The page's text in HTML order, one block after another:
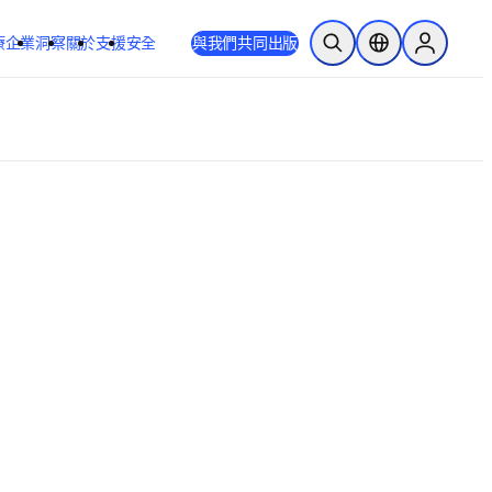
企業洞察關於支援安全 與我們共同出版 公開搜尋位置選擇器Sign in to